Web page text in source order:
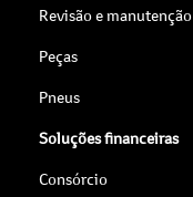
Revisão e manutenção
Peças
Pneus
Soluções financeiras
Consórcio